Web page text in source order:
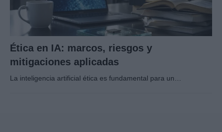
Ética en IA: marcos, riesgos y
mitigaciones aplicadas
La inteligencia artificial ética es fundamental para un…